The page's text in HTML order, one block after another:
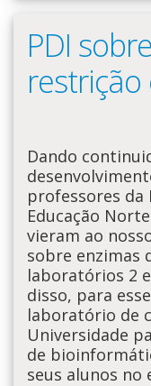
PDI
Dando
professores da
Educação
vieram ao
sobre enzimas
laboratórios 2
disso, para
laboratório de
Universidade
de
seus alunos no